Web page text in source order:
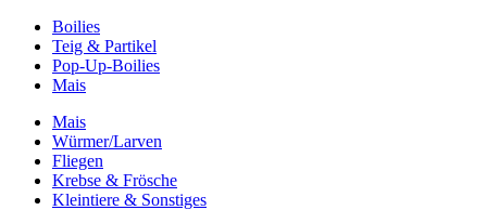
Boilies
Teig & Partikel
Pop-Up-Boilies
Mais
Mais
Würmer/Larven
Fliegen
Krebse & Frösche
Kleintiere & Sonstiges